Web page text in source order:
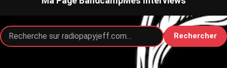
Rechercher